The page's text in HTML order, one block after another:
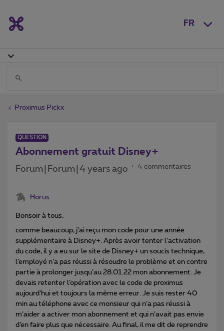
FR
Proximus Pickx
QUESTION
Abonnement gratuit Disney+
Forum|Forum|4 years ago 4 commentaires
Horus
Bonsoir à tous,
comme beaucoup, j’ai reçu mon code pour une année
supplémentaire à Disney+. Après avoir tenter l’activation
du code, il y a eu sur le site de Disney+ un soucis technique,
l’employé n’a pas réussi à résoudre le problème et en contre
partie à prolonger jusqu’au 28.01.22 mon abonnement. Je
devais retenter l’opération avec le code de proximus
aujourd’hui et toujours la même erreur. Je suis rester 40
min au téléphone avec ce monsieur qui n’a pas réussi à
m’aider a activer mon abonnement et qui n’avait pas envie
d’en faire plus que nécessaire. Au final, il me dit de reprendre